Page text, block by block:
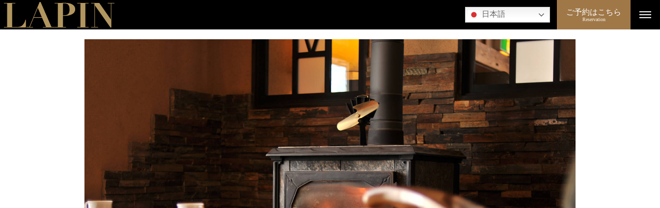
日本語 ご予約はこちら
Reservation